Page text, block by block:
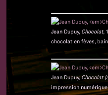
Jean Dupuy, Chocolat,
chocolat en fèves,
Jean Dupuy, Chocolat
impression